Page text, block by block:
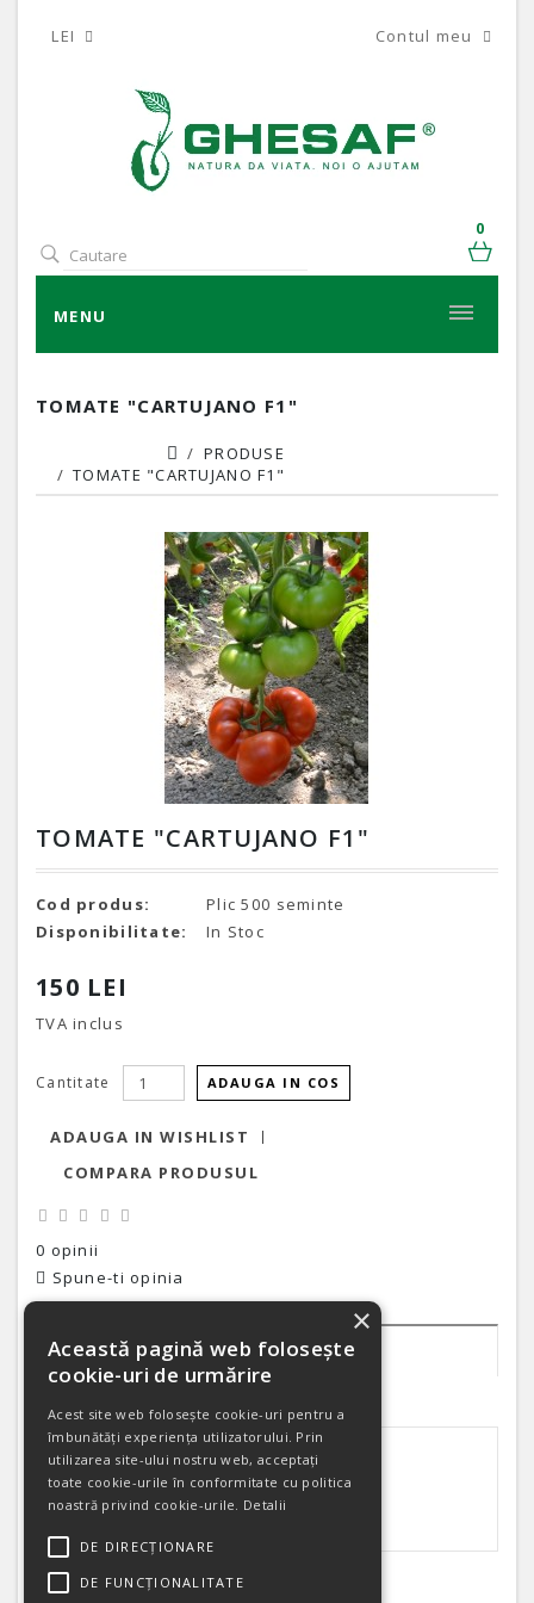
Contul meu
0
LEI
MENU
TOMATE "CARTUJANO F1"
PRODUSE
TOMATE "CARTUJANO F1"
TOMATE "CARTUJANO F1"
Cod produs:
Plic 500 seminte
Disponibilitate:
In Stoc
150 LEI
TVA inclus
Cantitate ADAUGA IN COS
ADAUGA IN WISHLIST
COMPARA PRODUSUL
0 opinii
Spune-ti opinia
DESCRIERE
Această pagină web folosește
cookie-uri de urmărire
Acest site web folosește cookie-uri pentru a
îmbunătăți experiența utilizatorului. Prin
utilizarea site-ului nostru web, acceptați
toate cookie-urile în conformitate cu politica
noastră privind cookie-urile. Detalii
DE DIRECȚIONARE
DE FUNCȚIONALITATE
×